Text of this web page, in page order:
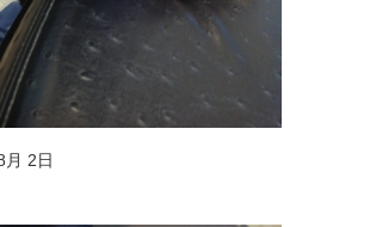
年 8月 2日